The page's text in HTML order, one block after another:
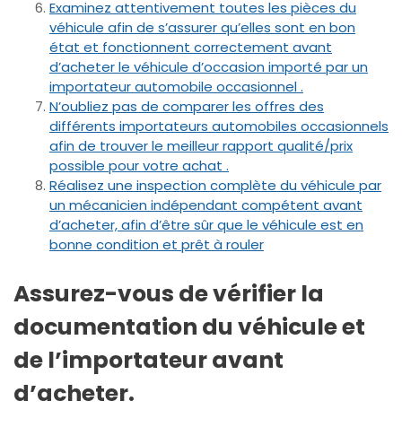
Examinez attentivement toutes les pièces du
véhicule afin de s’assurer qu’elles sont en bon
état et fonctionnent correctement avant
d’acheter le véhicule d’occasion importé par un
importateur automobile occasionnel .
N’oubliez pas de comparer les offres des
différents importateurs automobiles occasionnels
afin de trouver le meilleur rapport qualité/prix
possible pour votre achat .
Réalisez une inspection complète du véhicule par
un mécanicien indépendant compétent avant
d’acheter, afin d’être sûr que le véhicule est en
bonne condition et prêt à rouler
Assurez-vous de vérifier la
documentation du véhicule et
de l’importateur avant
d’acheter.